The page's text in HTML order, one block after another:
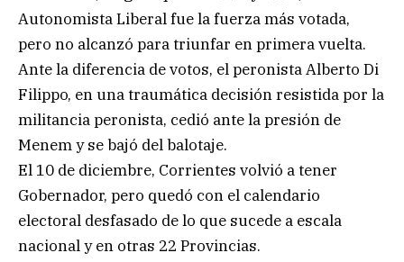
Autonomista Liberal fue la fuerza más votada,
pero no alcanzó para triunfar en primera vuelta.
Ante la diferencia de votos, el peronista Alberto Di
Filippo, en una traumática decisión resistida por la
militancia peronista, cedió ante la presión de
Menem y se bajó del balotaje.
El 10 de diciembre, Corrientes volvió a tener
Gobernador, pero quedó con el calendario
electoral desfasado de lo que sucede a escala
nacional y en otras 22 Provincias.